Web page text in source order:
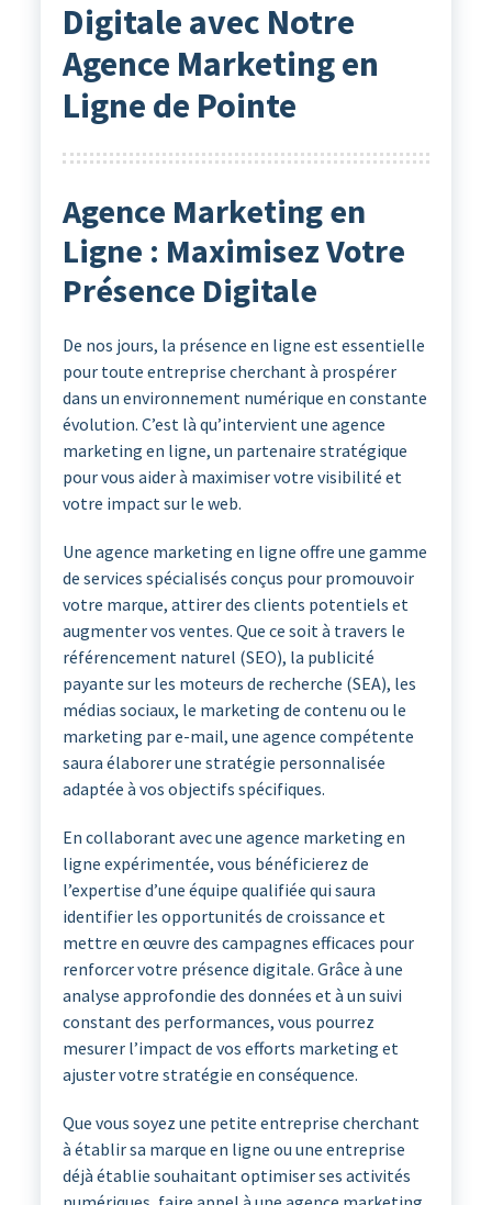
Digitale avec Notre
Agence Marketing en
Ligne de Pointe
Agence Marketing en
Ligne : Maximisez Votre
Présence Digitale
De nos jours, la présence en ligne est essentielle
pour toute entreprise cherchant à prospérer
dans un environnement numérique en constante
évolution. C’est là qu’intervient une agence
marketing en ligne, un partenaire stratégique
pour vous aider à maximiser votre visibilité et
votre impact sur le web.
Une agence marketing en ligne offre une gamme
de services spécialisés conçus pour promouvoir
votre marque, attirer des clients potentiels et
augmenter vos ventes. Que ce soit à travers le
référencement naturel (SEO), la publicité
payante sur les moteurs de recherche (SEA), les
médias sociaux, le marketing de contenu ou le
marketing par e-mail, une agence compétente
saura élaborer une stratégie personnalisée
adaptée à vos objectifs spécifiques.
En collaborant avec une agence marketing en
ligne expérimentée, vous bénéficierez de
l’expertise d’une équipe qualifiée qui saura
identifier les opportunités de croissance et
mettre en œuvre des campagnes efficaces pour
renforcer votre présence digitale. Grâce à une
analyse approfondie des données et à un suivi
constant des performances, vous pourrez
mesurer l’impact de vos efforts marketing et
ajuster votre stratégie en conséquence.
Que vous soyez une petite entreprise cherchant
à établir sa marque en ligne ou une entreprise
déjà établie souhaitant optimiser ses activités